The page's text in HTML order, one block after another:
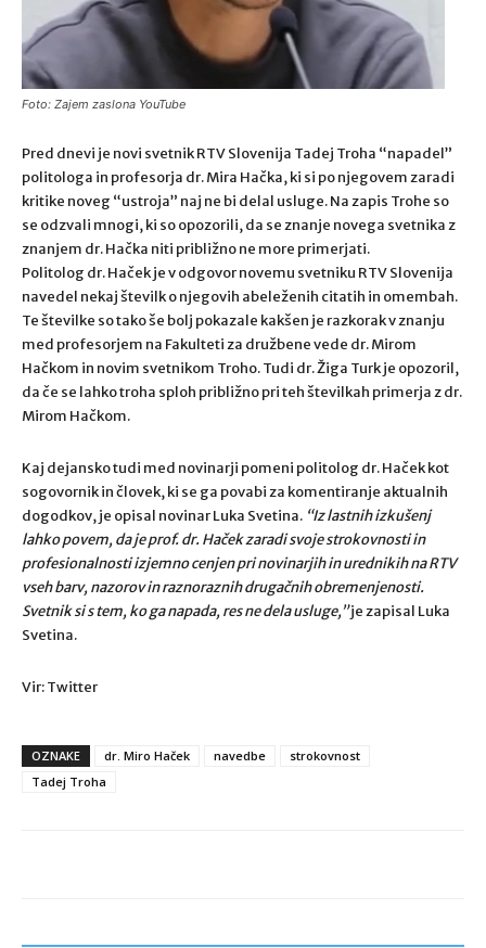
Foto: Zajem zaslona YouTube
Pred dnevi je novi svetnik RTV Slovenija Tadej Troha “napadel”
politologa in profesorja dr. Mira Hačka, ki si po njegovem zaradi
kritike noveg “ustroja” naj ne bi delal usluge. Na zapis Trohe so
se odzvali mnogi, ki so opozorili, da se znanje novega svetnika z
znanjem dr. Hačka niti približno ne more primerjati.
Politolog dr. Haček je v odgovor novemu svetniku RTV Slovenija
navedel nekaj številk o njegovih abeleženih citatih in omembah.
Te številke so tako še bolj pokazale kakšen je razkorak v znanju
med profesorjem na Fakulteti za družbene vede dr. Mirom
Hačkom in novim svetnikom Troho. Tudi dr. Žiga Turk je opozoril,
da če se lahko troha sploh približno pri teh številkah primerja z dr.
Mirom Hačkom.
Kaj dejansko tudi med novinarji pomeni politolog dr. Haček kot
sogovornik in človek, ki se ga povabi za komentiranje aktualnih
dogodkov, je opisal novinar Luka Svetina. “Iz lastnih izkušenj
lahko povem, da je prof. dr. Haček zaradi svoje strokovnosti in
profesionalnosti izjemno cenjen pri novinarjih in urednikih na RTV
vseh barv, nazorov in raznoraznih drugačnih obremenjenosti.
Svetnik si s tem, ko ga napada, res ne dela usluge,”je zapisal Luka
Svetina.
Vir: Twitter
OZNAKE dr. Miro Haček navedbe
strokovnost
Tadej Troha